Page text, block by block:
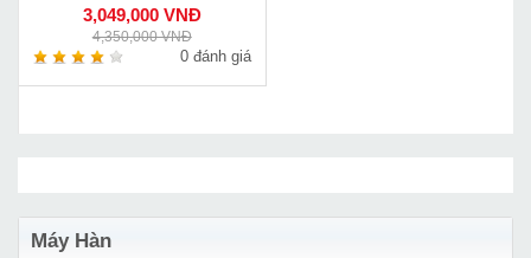
3,049,000 VNĐ
4,350,000 VNĐ
0 đánh giá
Máy Hàn